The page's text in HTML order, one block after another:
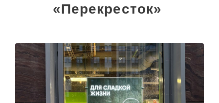
О КОМПАНИИ«Перекресток»